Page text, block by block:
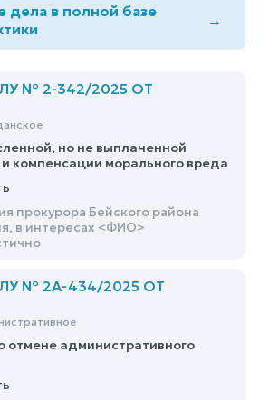
дела в полной базе
→
№ 2-342/2025 ОТ
но не выплаченной
компенсации морального вреда
прокурора Бейского района
в интересах <ФИО>
№ 2А-434/2025 ОТ
отмене административного